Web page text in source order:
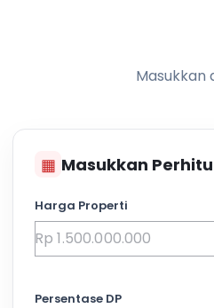
Masukkan
▦ Masukkan
Harga Properti
Persentase DP